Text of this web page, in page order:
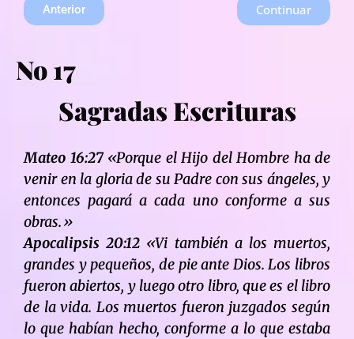
Anterior Continuar
No 17
Sagradas Escrituras
Mateo 16:27«Porque el Hijo del Hombre ha de
venir en la gloria de su Padre con sus ángeles, y
entonces pagará a cada uno conforme a sus
obras.»
Apocalipsis 20:12 «Vi también a los muertos,
grandes y pequeños, de pie ante Dios. Los libros
fueron abiertos, y luego otro libro, que es el libro
de la vida. Los muertos fueron juzgados según
lo que habían hecho, conforme a lo que estaba